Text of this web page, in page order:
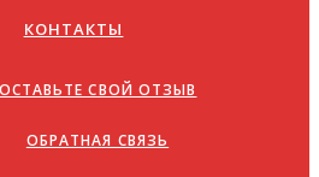
КОНТАКТЫ
ОСТАВЬТЕ СВОЙ ОТЗЫВ
ОБРАТНАЯ СВЯЗЬ